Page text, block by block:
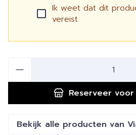
Ik weet dat dit
vereist.
Reserveer voor
Bekijk alle producten van